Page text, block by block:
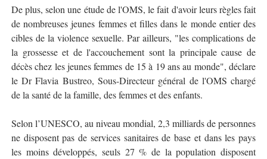
De plus, selon une étude de l'OMS, le fait d'avoir leurs règles fait
de nombreuses jeunes femmes et filles dans le monde entier des
cibles de la violence sexuelle. Par ailleurs, "les complications de
la grossesse et de l'accouchement sont la principale cause de
décès chez les jeunes femmes de 15 à 19 ans au monde", déclare
le Dr Flavia Bustreo, Sous-Directeur général de l'OMS chargé
de la santé de la famille, des femmes et des enfants.
Selon l’UNESCO, au niveau mondial, 2,3 milliards de personnes
ne disposent pas de services sanitaires de base et dans les pays
les moins développés, seuls 27 % de la population disposent